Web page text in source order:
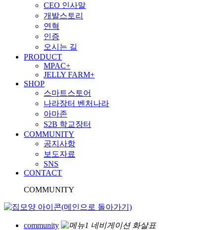
CEO 인사말
개발스토리
연혁
인증
오시는 길
PRODUCT
MPAC+
JELLY FARM+
SHOP
스마트스토어
나라장터 벤처나라
아마존
S2B 학교장터
COMMUNITY
공지사항
보도자료
SNS
CONTACT
COMMUNITY
community